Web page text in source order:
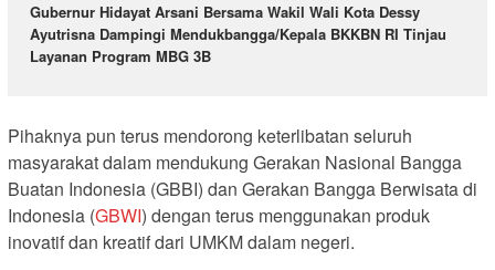
Gubernur Hidayat Arsani Bersama Wakil Wali Kota Dessy
Ayutrisna Dampingi Mendukbangga/Kepala BKKBN RI Tinjau
Layanan Program MBG 3B
Pihaknya pun terus mendorong keterlibatan seluruh
masyarakat dalam mendukung Gerakan Nasional Bangga
Buatan Indonesia (GBBI) dan Gerakan Bangga Berwisata di
Indonesia (GBWI) dengan terus menggunakan produk
inovatif dan kreatif dari UMKM dalam negeri.